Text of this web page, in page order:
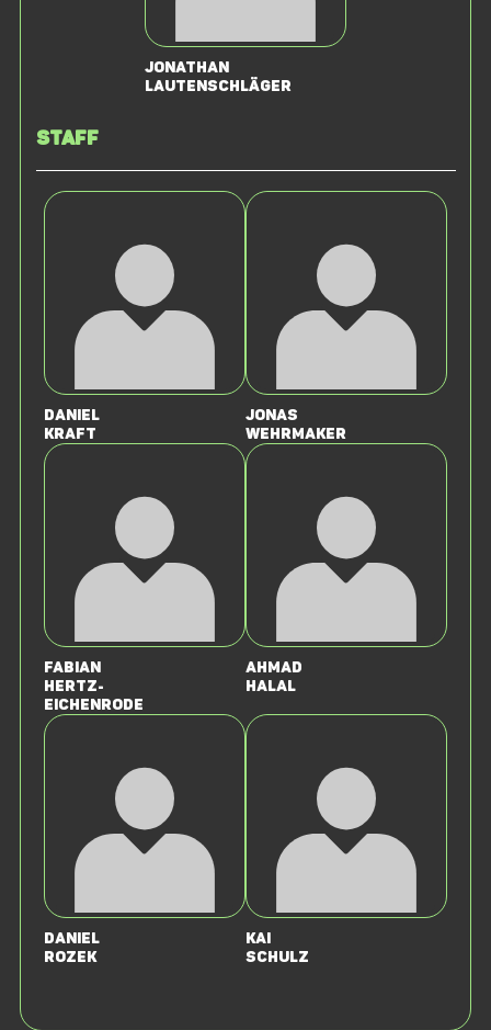
Jonathan
Lautenschläger
Staff
Daniel
Kraft
Jonas
Wehrmaker
Fabian
Hertz-
Eichenrode
Ahmad
Halal
Daniel
Rozek
Kai
Schulz